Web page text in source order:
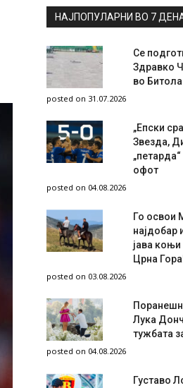
НАЈПОПУЛАРНИ ВО 7
Се
Здравко
во
posted on 31.07.2026
„Епски
Звезда,
„петарда“
офот
posted on 04.08.2026
Го освои
најдобар
јава
Црна
posted on 03.08.2026
Лука
тужбата
posted on 04.08.2026
Густаво